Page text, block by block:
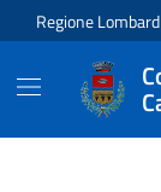
Vai ai contenuti
Vai al footer
Regione